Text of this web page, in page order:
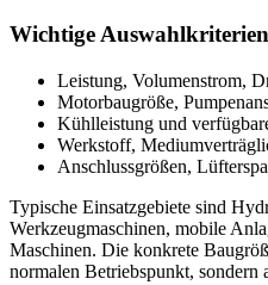
Wichtige Auswahlkriterien
Leistung, Volumenstrom,
Motorbaugröße,
Kühlleistung und
Werkstoff,
Anschlussgrößen,
Typische Einsatzgebiete sind
Werkzeugmaschinen, mobile
Maschinen. Die konkrete
normalen Betriebspunkt, sondern